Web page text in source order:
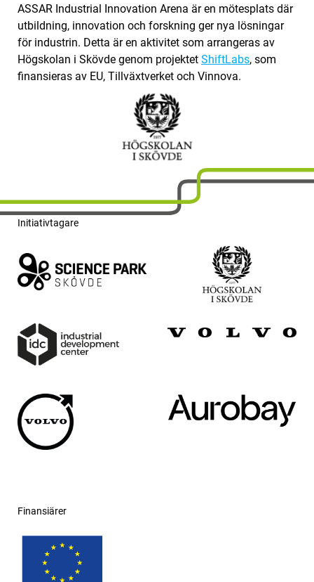
ASSAR Industrial Innovation Arena är en mötesplats där
utbildning, innovation och forskning ger nya lösningar
för industrin. Detta är en aktivitet som arrangeras av
Högskolan i Skövde genom projektet ShiftLabs, som
finansieras av EU, Tillväxtverket och Vinnova.
Initiativtagare
Finansiärer